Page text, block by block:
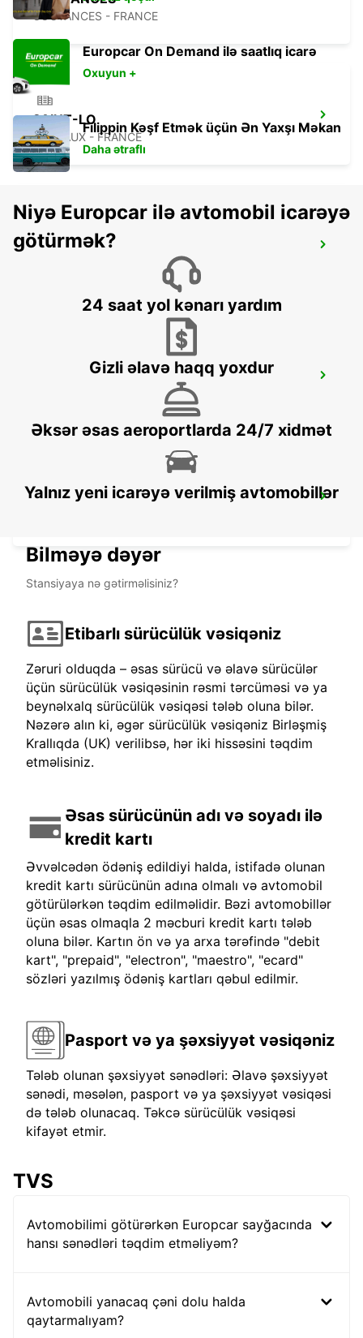
COUTANCES - FRANCE
SAINT-LO
AGNEAUX - FRANCE
GUERNSEY AIRPORT - CHANNEL
GUERNSEY - UNITED KINGDOM
GRANVILLE
Europcar On Demand ilə saatlıq icarə
Oxuyun +
Filippin Kəşf Etmək üçün Ən Yaxşı Məkan
Daha ətraflı
Niyə Europcar ilə avtomobil icarəyə
götürmək?
24 saat yol kənarı yardım
Gizli əlavə haqq yoxdur
Əksər əsas aeroportlarda 24/7 xidmət
Yalnız yeni icarəyə verilmiş avtomobillər
Bilməyə dəyər
Stansiyaya nə gətirməlisiniz?
Etibarlı sürücülük vəsiqəniz
Zəruri olduqda – əsas sürücü və əlavə sürücülər
üçün sürücülük vəsiqəsinin rəsmi tərcüməsi və ya
beynəlxalq sürücülük vəsiqəsi tələb oluna bilər.
Nəzərə alın ki, əgər sürücülük vəsiqəniz Birləşmiş
Krallıqda (UK) verilibsə, hər iki hissəsini təqdim
etməlisiniz.
Əsas sürücünün adı və soyadı ilə
kredit kartı
Əvvəlcədən ödəniş edildiyi halda, istifadə olunan
kredit kartı sürücünün adına olmalı və avtomobil
götürülərkən təqdim edilməlidir. Bəzi avtomobillər
üçün əsas olmaqla 2 məcburi kredit kartı tələb
oluna bilər. Kartın ön və ya arxa tərəfində "debit
kart", "prepaid", "electron", "maestro", "ecard"
sözləri yazılmış ödəniş kartları qəbul edilmir.
Pasport və ya şəxsiyyət vəsiqəniz
Tələb olunan şəxsiyyət sənədləri: Əlavə şəxsiyyət
sənədi, məsələn, pasport və ya şəxsiyyət vəsiqəsi
də tələb olunacaq. Təkcə sürücülük vəsiqəsi
kifayət etmir.
TVS
Avtomobilimi götürərkən Europcar sayğacında
hansı sənədləri təqdim etməliyəm?
Avtomobili yanacaq çəni dolu halda
qaytarmalıyam?